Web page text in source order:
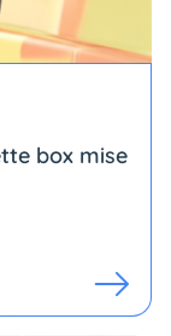
box mise